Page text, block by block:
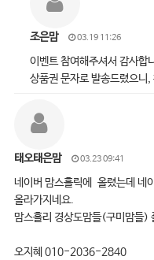
조은맘 03.19 11:26
이벤트 참여해주셔서 감사합
상품권 문자로 발송드렸으
태오태은맘 03.23 09:41
네이버 맘스홀릭에 올렸는데 네
올라가지네요.
맘스홀리 경상도맘들(구미맘들)
오지혜 010-2036-2840